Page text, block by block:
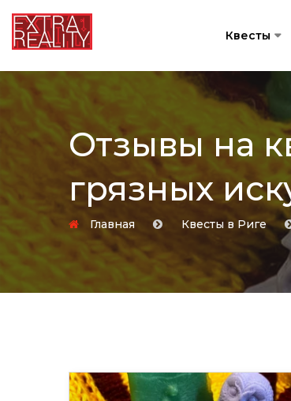
Квесты
Отзывы на
грязных
Главная Квесты в Риге